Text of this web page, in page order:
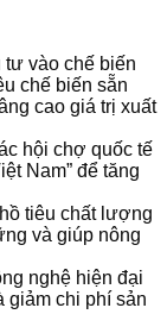
tư vào chế biến
chế biến sẵn
cao giá trị xuất
hội chợ quốc tế
Nam” để tăng
tiêu chất lượng
và giúp nông
nghệ hiện đại
giảm chi phí sản